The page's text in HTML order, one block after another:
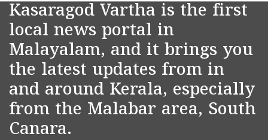
Kasaragod Vartha is the first
local news portal in
Malayalam, and it brings you
the latest updates from in
and around Kerala, especially
from the Malabar area, South
Canara.